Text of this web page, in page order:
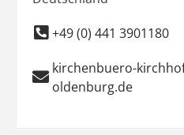
+49 (0) 441 3901180
kirchenbuero-
oldenburg.de